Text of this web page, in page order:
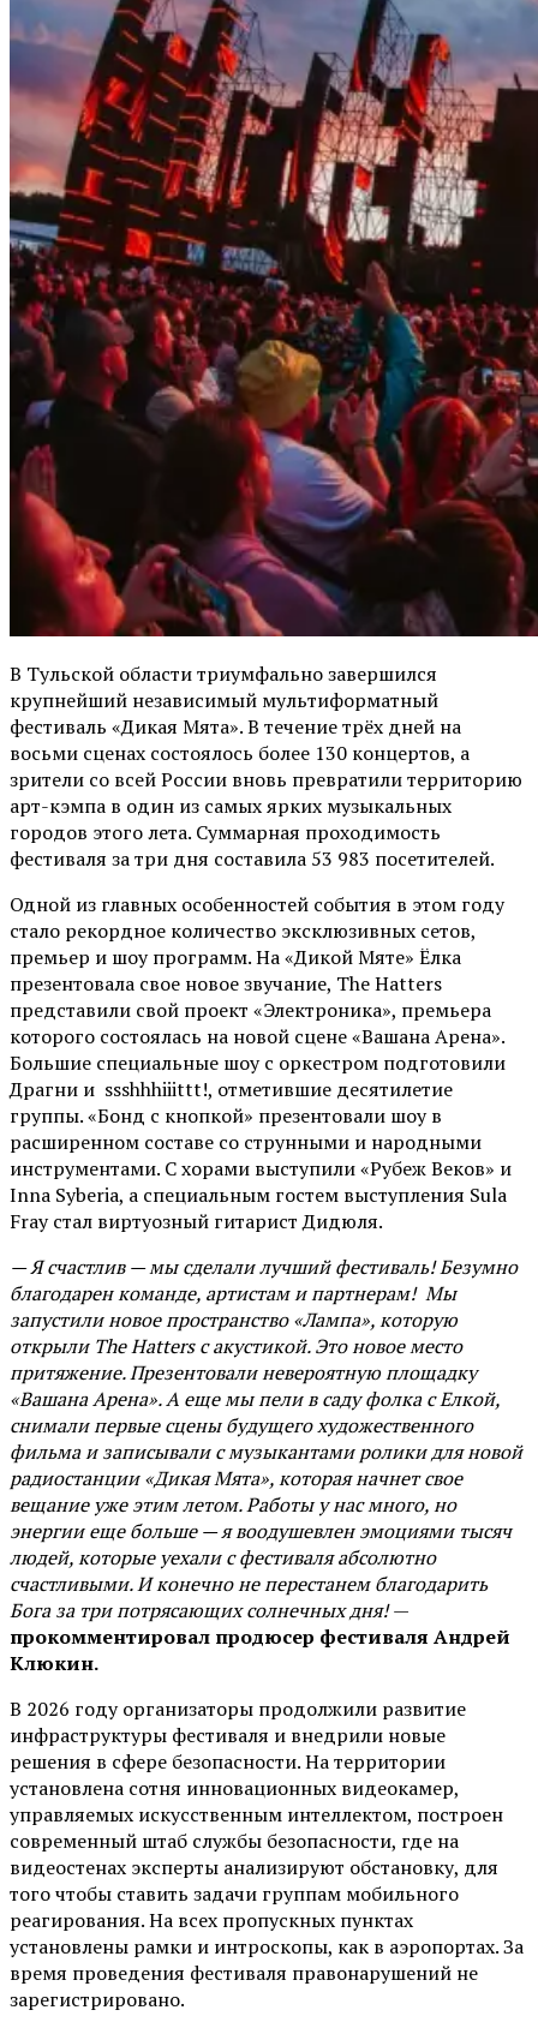
В Тульской области триумфально завершился
крупнейший независимый мультиформатный
фестиваль «Дикая Мята». В течение трёх дней на
восьми сценах состоялось более 130 концертов, а
зрители со всей России вновь превратили территорию
арт-кэмпа в один из самых ярких музыкальных
городов этого лета. Суммарная проходимость
фестиваля за три дня составила 53 983 посетителей.
Одной из главных особенностей события в этом году
стало рекордное количество эксклюзивных сетов,
премьер и шоу программ. На «Дикой Мяте» Ёлка
презентовала свое новое звучание, The Hatters
представили свой проект «Электроника», премьера
которого состоялась на новой сцене «Вашана Арена».
Большие специальные шоу с оркестром подготовили
Драгни и ssshhhiiittt!, отметившие десятилетие
группы. «Бонд с кнопкой» презентовали шоу в
расширенном составе со струнными и народными
инструментами. С хорами выступили «Рубеж Веков» и
Inna Syberia, а специальным гостем выступления Sula
Fray стал виртуозный гитарист Дидюля.
— Я счастлив — мы сделали лучший фестиваль! Безумно
благодарен команде, артистам и партнерам! Мы
запустили новое пространство «Лампа», которую
открыли The Hatters с акустикой. Это новое место
притяжение. Презентовали невероятную площадку
«Вашана Арена». А еще мы пели в саду фолка с Елкой,
снимали первые сцены будущего художественного
фильма и записывали с музыкантами ролики для новой
радиостанции «Дикая Мята», которая начнет свое
вещание уже этим летом. Работы у нас много, но
энергии еще больше — я воодушевлен эмоциями тысяч
людей, которые уехали с фестиваля абсолютно
счастливыми. И конечно не перестанем благодарить
Бога за три потрясающих солнечных дня!—
прокомментировал продюсер фестиваля Андрей
Клюкин.
В 2026 году организаторы продолжили развитие
инфраструктуры фестиваля и внедрили новые
решения в сфере безопасности. На территории
установлена сотня инновационных видеокамер,
управляемых искусственным интеллектом, построен
современный штаб службы безопасности, где на
видеостенах эксперты анализируют обстановку, для
того чтобы ставить задачи группам мобильного
реагирования. На всех пропускных пунктах
установлены рамки и интроскопы, как в аэропортах. За
время проведения фестиваля правонарушений не
зарегистрировано.